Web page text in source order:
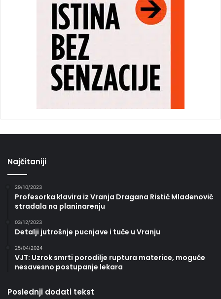
Najčitaniji
29/10/2023
Profesorka klavira iz Vranja Dragana Ristić Mladenović
stradala na planinarenju
03/12/2023
Detalji jutrošnje pucnjave i tuče u Vranju
25/04/2024
VJT: Uzrok smrti porodilje ruptura materice, moguće
nesavesno postupanje lekara
Poslednji dodati tekst